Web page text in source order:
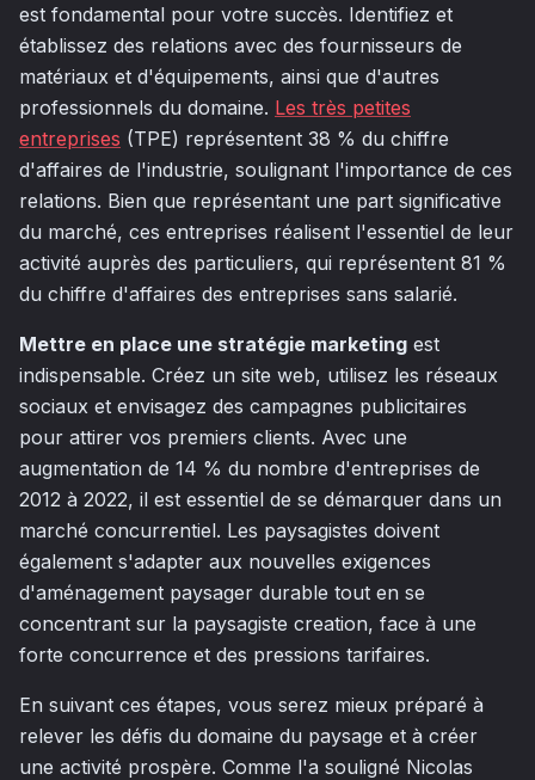
est fondamental pour votre succès. Identifiez et
établissez des relations avec des fournisseurs de
matériaux et d'équipements, ainsi que d'autres
professionnels du domaine. Les très petites
entreprises (TPE) représentent 38 % du chiffre
d'affaires de l'industrie, soulignant l'importance de ces
relations. Bien que représentant une part significative
du marché, ces entreprises réalisent l'essentiel de leur
activité auprès des particuliers, qui représentent 81 %
du chiffre d'affaires des entreprises sans salarié.
Mettre en place une stratégie marketing est
indispensable. Créez un site web, utilisez les réseaux
sociaux et envisagez des campagnes publicitaires
pour attirer vos premiers clients. Avec une
augmentation de 14 % du nombre d'entreprises de
2012 à 2022, il est essentiel de se démarquer dans un
marché concurrentiel. Les paysagistes doivent
également s'adapter aux nouvelles exigences
d'aménagement paysager durable tout en se
concentrant sur la paysagiste creation, face à une
forte concurrence et des pressions tarifaires.
En suivant ces étapes, vous serez mieux préparé à
relever les défis du domaine du paysage et à créer
une activité prospère. Comme l'a souligné Nicolas